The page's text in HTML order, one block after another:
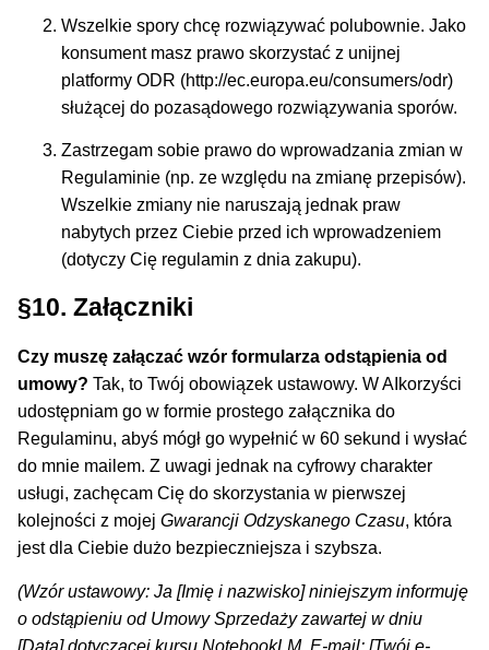
Wszelkie spory chcę rozwiązywać polubownie. Jako
konsument masz prawo skorzystać z unijnej
platformy ODR (http://ec.europa.eu/consumers/odr)
służącej do pozasądowego rozwiązywania sporów.
Zastrzegam sobie prawo do wprowadzania zmian w
Regulaminie (np. ze względu na zmianę przepisów).
Wszelkie zmiany nie naruszają jednak praw
nabytych przez Ciebie przed ich wprowadzeniem
(dotyczy Cię regulamin z dnia zakupu).
§10. Załączniki
Czy muszę załączać wzór formularza odstąpienia od
umowy? Tak, to Twój obowiązek ustawowy. W AIkorzyści
udostępniam go w formie prostego załącznika do
Regulaminu, abyś mógł go wypełnić w 60 sekund i wysłać
do mnie mailem. Z uwagi jednak na cyfrowy charakter
usługi, zachęcam Cię do skorzystania w pierwszej
kolejności z mojejGwarancji Odzyskanego Czasu, która
jest dla Ciebie dużo bezpieczniejsza i szybsza.
(Wzór ustawowy: Ja [Imię i nazwisko] niniejszym informuję
o odstąpieniu od Umowy Sprzedaży zawartej w dniu